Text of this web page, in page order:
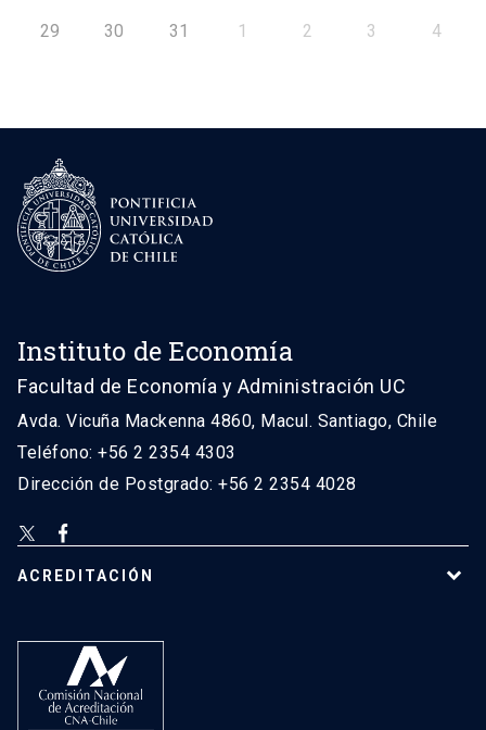
29 30 31 1 2 3 4
Instituto de Economía
Facultad de Economía y Administración UC
Avda. Vicuña Mackenna 4860, Macul. Santiago, Chile
Teléfono: +56 2 2354 4303
Dirección de Postgrado: +56 2 2354 4028
ACREDITACIÓN